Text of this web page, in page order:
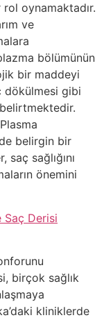
oynamaktadır.
ve
bölümünün
bir maddeyi
dökülmesi gibi
belirgin bir
sağlığını
önemini
Saç Derisi
birçok sağlık
kliniklerde